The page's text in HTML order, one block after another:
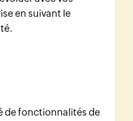
en suivant le
de fonctionnalités de